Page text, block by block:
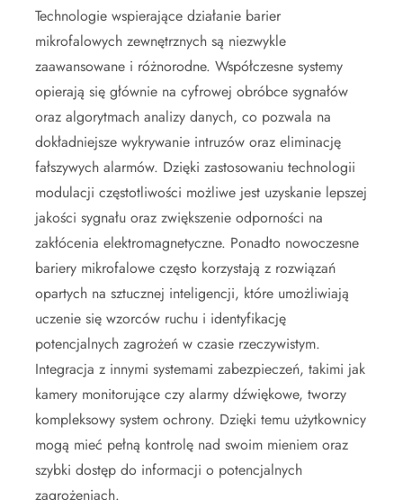
Technologie wspierające działanie barier
mikrofalowych zewnętrznych są niezwykle
zaawansowane i różnorodne. Współczesne systemy
opierają się głównie na cyfrowej obróbce sygnałów
oraz algorytmach analizy danych, co pozwala na
dokładniejsze wykrywanie intruzów oraz eliminację
fałszywych alarmów. Dzięki zastosowaniu technologii
modulacji częstotliwości możliwe jest uzyskanie lepszej
jakości sygnału oraz zwiększenie odporności na
zakłócenia elektromagnetyczne. Ponadto nowoczesne
bariery mikrofalowe często korzystają z rozwiązań
opartych na sztucznej inteligencji, które umożliwiają
uczenie się wzorców ruchu i identyfikację
potencjalnych zagrożeń w czasie rzeczywistym.
Integracja z innymi systemami zabezpieczeń, takimi jak
kamery monitorujące czy alarmy dźwiękowe, tworzy
kompleksowy system ochrony. Dzięki temu użytkownicy
mogą mieć pełną kontrolę nad swoim mieniem oraz
szybki dostęp do informacji o potencjalnych
zagrożeniach.